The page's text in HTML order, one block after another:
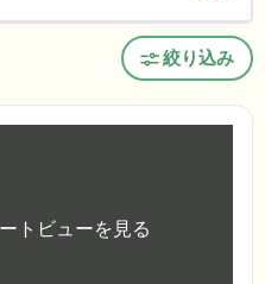
絞り込み